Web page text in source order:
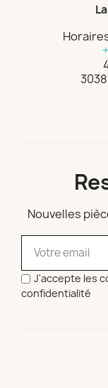
Nouvelles
J'accepte les
confidentialité